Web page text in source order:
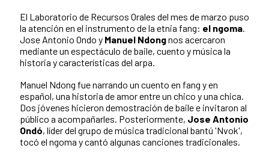
El Laboratorio de Recursos Orales del mes de marzo puso
la atención en el instrumento de la etnia fang: el ngoma.
Jose Antonio Ondo y Manuel Ndongnos acercaron
mediante un espectáculo de baile, cuento y música la
historia y características del arpa.
Manuel Ndong fue narrando un cuento en fang y en
español, una historia de amor entre un chico y una chica.
Dos jóvenes hicieron demostración de baile e invitaron al
público a acompañarles. Posteriormente, Jose Antonio
Ondó, líder del grupo de música tradicional bantú 'Nvok',
tocó el ngoma y cantó algunas canciones tradicionales.